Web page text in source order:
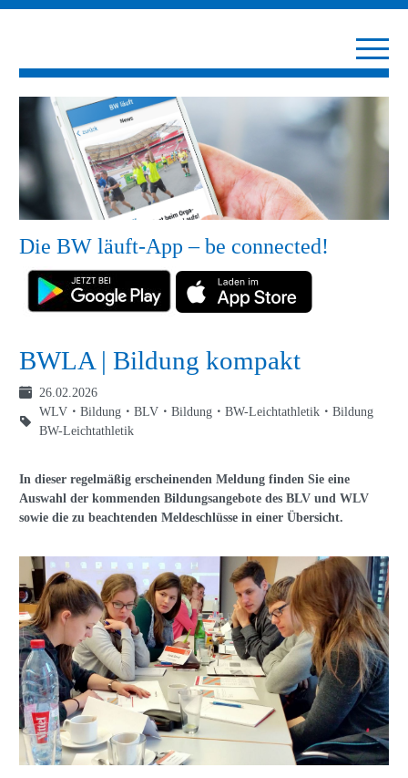
Die BW läuft-App – be connected!
BWLA | Bildung kompakt
26.02.2026
WLV
Bildung BLV Bildung BW-Leichtathletik
Bildung
BW-Leichtathletik
In dieser regelmäßig erscheinenden Meldung finden Sie eine
Auswahl der kommenden Bildungsangebote des BLV und WLV
sowie die zu beachtenden Meldeschlüsse in einer Übersicht.